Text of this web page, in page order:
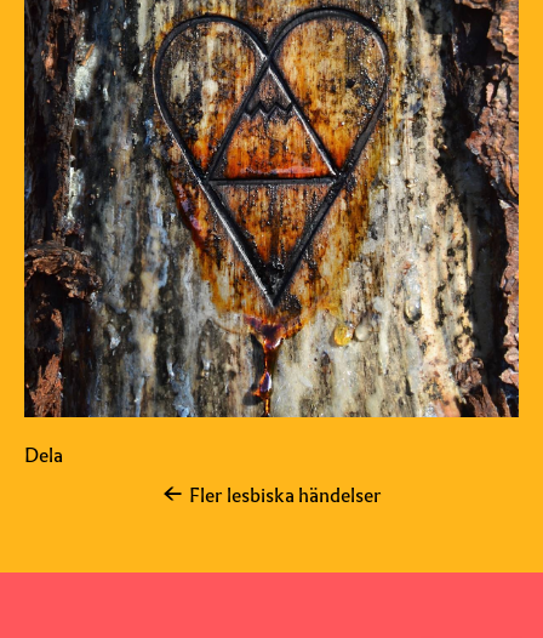
Dela
Fler lesbiska händelser